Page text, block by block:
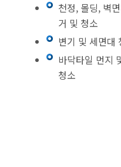
천정, 몰딩, 벽
거 및 청소
변기 및 세면대
바닥타일 먼지
청소